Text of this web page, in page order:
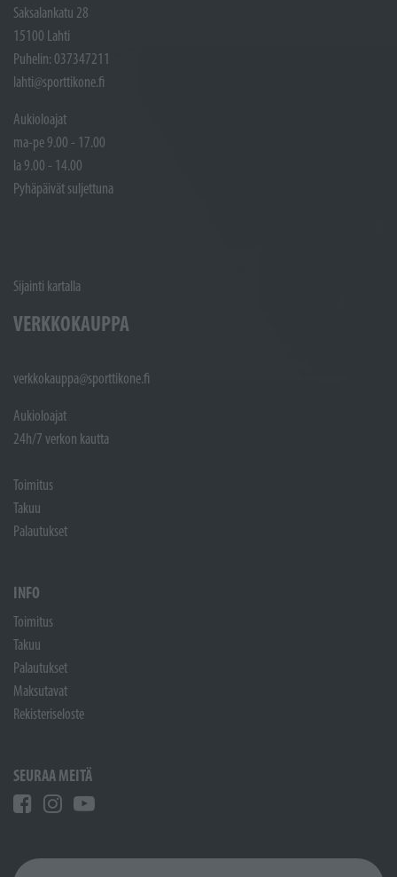
Saksalankatu 28
15100 Lahti
Puhelin: 037347211
lahti@sporttikone.fi
Aukioloajat
ma-pe 9.00 - 17.00
la 9.00 - 14.00
Pyhäpäivät suljettuna
Sijainti kartalla
VERKKOKAUPPA
verkkokauppa@sporttikone.fi
Aukioloajat
24h/7 verkon kautta
Toimitus
Takuu
Palautukset
INFO
Toimitus
Takuu
Palautukset
Maksutavat
Rekisteriseloste
SEURAA MEITÄ